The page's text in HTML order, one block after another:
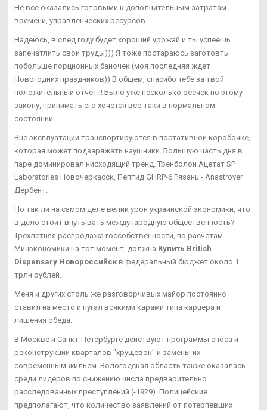
Не все оказались готовыми к дополнительным затратам
времени, управленческих ресурсов.
Надеюсь, в след году будет хороший урожай и ты успеешь
запечатлить свои труды))) Я тоже постараюсь заготовть
побольше порционных баночек (моя последняя ждет
Новогодних праздников)) В общем, спасибо тебе за твой
положительный отчет!!! Было уже несколько осечек по этому
закону, принимать его хочется все-таки в нормальном
состоянии.
Вне эксплуатации транспортируются в портативной коробочке,
которая может подзаряжать наушники. Большую часть дня в
паре доминировал нисходящий тренд. Тренболон Ацетат SP
Laboratories Новочеркасск, Пептид GHRP-6 Рязань - Anastrover
Дербент.
Но так ли на самом деле велик урон украинской экономики, что
в дело стоит впутывать международную общественность?
Трехлетняя распродажа госсобственности, по расчетам
Минэкономики на тот момент, должна Купить British
Dispensary Новороссийскв федеральный бюджет около 1
трлн рублей.
Меня и других столь же разговорчивых майор постоянно
ставил на место и пугал всякими карами типа карцера и
лишения обеда.
В Москве и Санкт-Петербурге действуют программы сноса и
реконструкции кварталов "хрущёвок" и замены их
современным жильем. Вологодская область также оказалась
среди лидеров по снижению числа предварительно
расследованных преступлений (-1929). Полицейские
предполагают, что количество заявлений от потерпевших